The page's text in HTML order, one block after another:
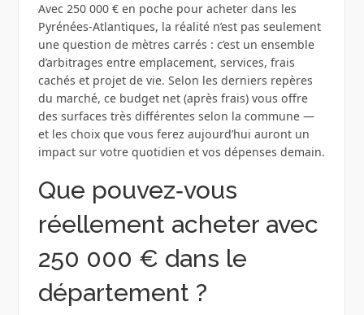
Avec 250 000 € en poche pour acheter dans les
Pyrénées‑Atlantiques, la réalité n’est pas seulement
une question de mètres carrés : c’est un ensemble
d’arbitrages entre emplacement, services, frais
cachés et projet de vie. Selon les derniers repères
du marché, ce budget net (après frais) vous offre
des surfaces très différentes selon la commune —
et les choix que vous ferez aujourd’hui auront un
impact sur votre quotidien et vos dépenses demain.
Que pouvez‑vous
réellement acheter avec
250 000 € dans le
département ?